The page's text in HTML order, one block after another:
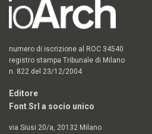
numero di iscrizione al ROC 34540
registro stampa Tribunale di Milano
n. 822 del 23/12/2004
Editore
Font Srl a socio unico
via Siusi 20/a, 20132 Milano